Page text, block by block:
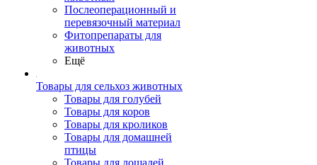
Послеоперационный и
перевязочный материал
Фитопрепараты для
животных
Ещё
Товары для сельхоз животных
Товары для голубей
Товары для коров
Товары для кроликов
Товары для домашней
птицы
Товары для лошадей